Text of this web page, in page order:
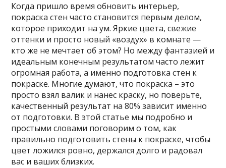
Когда пришло время обновить интерьер,
покраска стен часто становится первым делом,
которое приходит на ум. Яркие цвета, свежие
оттенки и просто новый «воздух» в комнате —
кто же не мечтает об этом? Но между фантазией и
идеальным конечным результатом часто лежит
огромная работа, а именно подготовка стен к
покраске. Многие думают, что покраска – это
просто взял валик и нанес краску, но поверьте,
качественный результат на 80% зависит именно
от подготовки. В этой статье мы подробно и
простыми словами поговорим о том, как
правильно подготовить стены к покраске, чтобы
цвет ложился ровно, держался долго и радовал
вас и ваших близких.